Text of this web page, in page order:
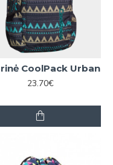
CoolPack Urban
23.70€